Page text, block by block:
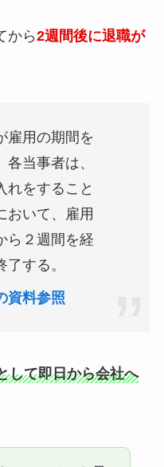
から2週間後に退職が
用の期間を
当事者は、
れをすること
おいて、雇用
ら２週間を経
する。
資料参照
して即日から会社へ